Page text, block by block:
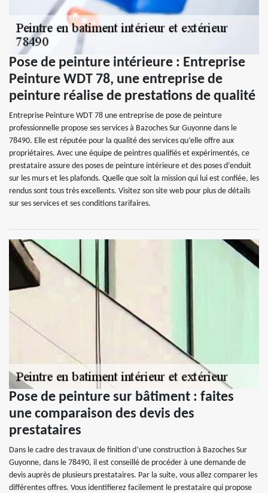
Pose de peinture intérieure : Entreprise
Peinture WDT 78, une entreprise de
peinture réalise de prestations de qualité
Entreprise Peinture WDT 78 une entreprise de pose de peinture
professionnelle propose ses services à Bazoches Sur Guyonne dans le
78490. Elle est réputée pour la qualité des services qu’elle offre aux
propriétaires. Avec une équipe de peintres qualifiés et expérimentés, ce
prestataire assure des poses de peinture intérieure et des poses d’enduit
sur les murs et les plafonds. Quelle que soit la mission qui lui est confiée, les
rendus sont tous très excellents. Visitez son site web pour plus de détails
sur ses services et ses conditions tarifaires.
Pose de peinture sur bâtiment : faites
une comparaison des devis des
prestataires
Dans le cadre des travaux de finition d’une construction à Bazoches Sur
Guyonne, dans le 78490, il est conseillé de procéder à une demande de
devis auprès de plusieurs prestataires. Par la suite, vous allez comparer les
différentes offres. Vous identifierez facilement le prestataire qui propose